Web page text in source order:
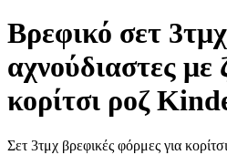
Βρεφικό σετ
αχνούδιαστες με
κορίτσι ροζ
Σετ 3τμχ βρεφικές φόρμες για